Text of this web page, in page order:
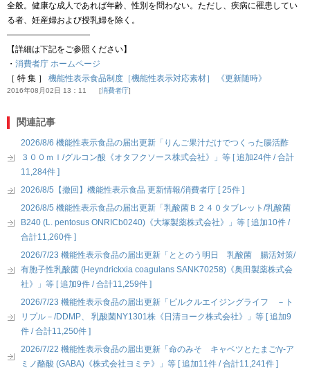
全般。健康な成人であれば年齢、性別を問わない。ただし、疾病に罹患してい
る者、妊産婦および授乳婦を除く。
——————————
【詳細は下記をご参照ください】
・ 消費者庁 ホームページ
［ 特 集 ］ 機能性表示食品制度［機能性表示対応素材］ 《更新随時》
2016年08月02日 13：11 消費者庁
関連記事
2026/8/6 機能性表示食品の届出更新「りんご果汁だけでつくった腸活酢
３００ｍｌ/グルコン酸《オタフクソース株式会社》」等 [ 追加24件 / 合計
11,284件 ]
2026/8/5【撤回】機能性表示食品 更新情報/消費者庁 [ 25件 ]
2026/8/5 機能性表示食品の届出更新「乳酸菌Ｂ２４０タブレット/乳酸菌
B240 (L. pentosus ONRICb0240)《大塚製薬株式会社》」等 [ 追加10件 /
合計11,260件 ]
2026/7/23 機能性表示食品の届出更新「ととのう明日 乳酸菌 腸活対策/
有胞子性乳酸菌 (Heyndrickxia coagulans SANK70258)《奥田製薬株式会
社》」等 [ 追加9件 / 合計11,259件 ]
2026/7/23 機能性表示食品の届出更新「ピルクルエイジングライフ －ト
リプル－/DDMP、 乳酸菌NY1301株《日清ヨーク株式会社》」等 [ 追加9
件 / 合計11,250件 ]
2026/7/22 機能性表示食品の届出更新「命のみそ キャベツとたまご/γ-ア
ミノ酪酸 (GABA)《株式会社ヨミテ》」等 [ 追加11件 / 合計11,241件 ]